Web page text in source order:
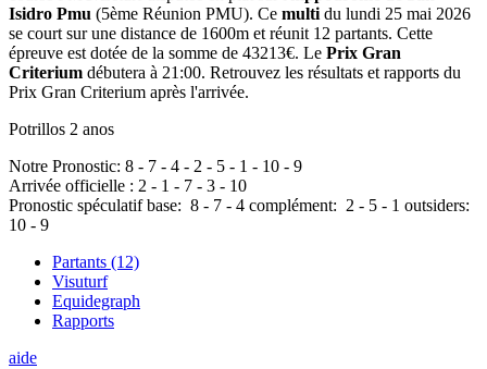
Isidro Pmu (5ème Réunion PMU). Ce multi du lundi 25 mai 2026
se court sur une distance de 1600m et réunit 12 partants. Cette
épreuve est dotée de la somme de 43213€. Le Prix Gran
Criterium débutera à 21:00. Retrouvez les résultats et rapports du
Prix Gran Criterium après l'arrivée.
Potrillos 2 anos
Notre Pronostic: 8 - 7 - 4 - 2 - 5 - 1 - 10 - 9
Arrivée officielle : 2 - 1 - 7 - 3 - 10
Pronostic spéculatif base: 8 - 7 - 4 complément: 2 - 5 - 1 outsiders:
10 - 9
Partants (12)
Visuturf
Equidegraph
Rapports
aide